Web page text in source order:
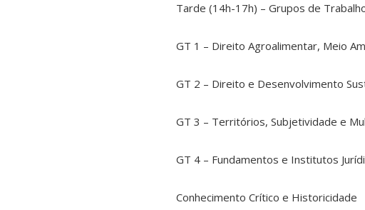
Tarde (14h-17h) – Grupos de
GT 1 – Direito Agroalimentar, Meio
GT 2 – Direito e Desenvolvimento
GT 3 – Territórios, Subjetividade e
GT 4 – Fundamentos e Institutos
Conhecimento Crítico e Historicidade